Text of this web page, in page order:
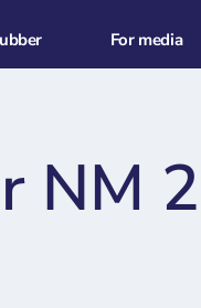
For media
NM